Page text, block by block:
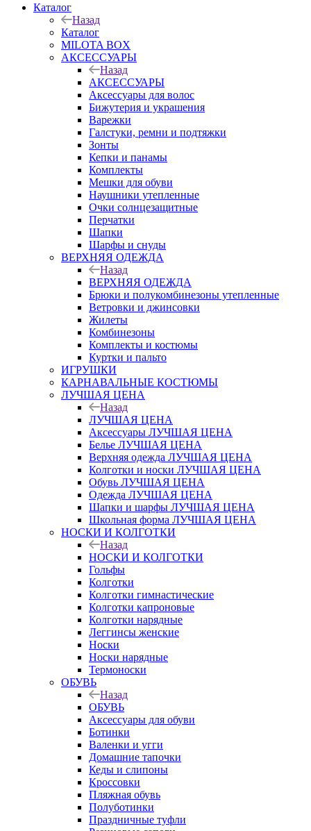
Каталог
Назад
Каталог
MILOTA BOX
АКСЕССУАРЫ
Назад
АКСЕССУАРЫ
Аксессуары для волос
Бижутерия и украшения
Варежки
Галстуки, ремни и подтяжки
Зонты
Кепки и панамы
Комплекты
Мешки для обуви
Наушники утепленные
Очки солнцезащитные
Перчатки
Шапки
Шарфы и снуды
ВЕРХНЯЯ ОДЕЖДА
Назад
ВЕРХНЯЯ ОДЕЖДА
Брюки и полукомбинезоны утепленные
Ветровки и джинсовки
Жилеты
Комбинезоны
Комплекты и костюмы
Куртки и пальто
ИГРУШКИ
КАРНАВАЛЬНЫЕ КОСТЮМЫ
ЛУЧШАЯ ЦЕНА
Назад
ЛУЧШАЯ ЦЕНА
Аксессуары ЛУЧШАЯ ЦЕНА
Белье ЛУЧШАЯ ЦЕНА
Верхняя одежда ЛУЧШАЯ ЦЕНА
Колготки и носки ЛУЧШАЯ ЦЕНА
Обувь ЛУЧШАЯ ЦЕНА
Одежда ЛУЧШАЯ ЦЕНА
Шапки и шарфы ЛУЧШАЯ ЦЕНА
Школьная форма ЛУЧШАЯ ЦЕНА
НОСКИ И КОЛГОТКИ
Назад
НОСКИ И КОЛГОТКИ
Гольфы
Колготки
Колготки гимнастические
Колготки капроновые
Колготки нарядные
Леггинсы женские
Носки
Носки нарядные
Термоноски
ОБУВЬ
Назад
ОБУВЬ
Аксессуары для обуви
Ботинки
Валенки и угги
Домашние тапочки
Кеды и слипоны
Кроссовки
Пляжная обувь
Полуботинки
Праздничные туфли